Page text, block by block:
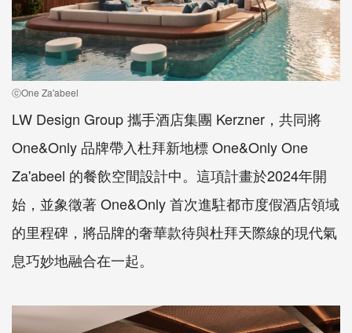
ⓒOne Za'abeel
LW Design Group 攜手酒店集團 Kerzner，共同將
One&Only 品牌帶入杜拜新地標 One&Only One
Za'abeel 的餐飲空間設計中。這項計畫於2024年開
始，並象徵著 One&Only 首次進駐都市度假酒店領域
的里程碑，將品牌的奢華款待與杜拜天際線的現代氣
息巧妙地融合在一起。